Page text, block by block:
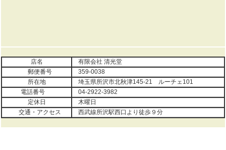
店名
有限会社 清光堂
郵便番号
359-0038
所在地
埼玉県所沢市北秋津145-21 ルーチェ101
電話番号
04-2922-3982
定休日
木曜日
交通・アクセス
西武線所沢駅西口より徒歩９分